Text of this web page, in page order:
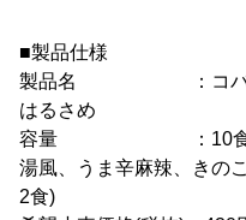
■製品仕様
製品名 ：コバラに
はるさめ
容量 ：10食入り(
湯風、うま辛麻辣、きの
2食)